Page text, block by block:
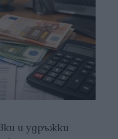
и удръжки